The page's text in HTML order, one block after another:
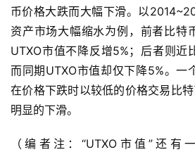
币价格大跌而大幅下滑。以
资产市场大幅缩水为例，前者比特
UTXO市值不降反增5%；后者则近
而同期UTXO市值却仅下降5%。一
在价格下跌时以较低的价格交易比
明显的下滑。
（编者注：“UTXO市值”还有